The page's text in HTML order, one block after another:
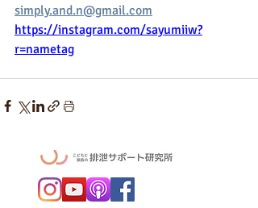
simply.and.n@gmail.com
https://instagram.com/sayumiiw?
r=nametag